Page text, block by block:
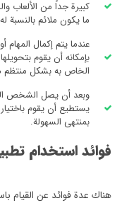
ما يكون ملائم بالنسبة
الخاص به بشكل منتظم
بمنتهى السهولة.
فوائد استخدام
هناك عدة فوائد عن القيام